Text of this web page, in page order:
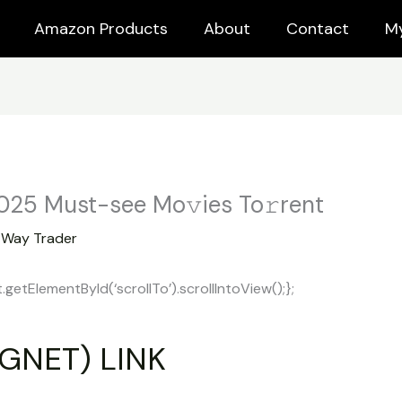
Amazon Products About Contact
Must-see Mo𝚟ies To𝚛rent
Way Trader
LINK